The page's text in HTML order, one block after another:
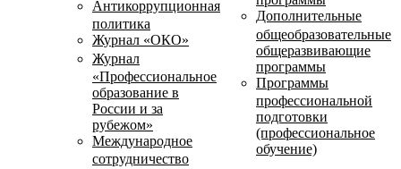
Антикоррупционная
политика
Журнал «ОКО»
Журнал
«Профессиональное
образование в
России и за
рубежом»
Международное
сотрудничество
Дополнительные
общеобразовательные
общеразвивающие
программы
Программы
профессиональной
подготовки
(профессиональное
обучение)